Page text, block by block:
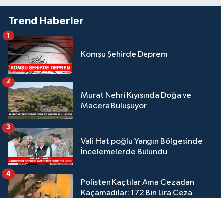
Trend Haberler
Komşu Şehirde Deprem
1
Murat Nehri Kıyısında Doğa ve
Macera Buluşuyor
2
Vali Hatipoğlu Yangın Bölgesinde
İncelemelerde Bulundu
3
Polisten Kaçtılar Ama Cezadan
Kaçamadılar: 172 Bin Lira Ceza
4